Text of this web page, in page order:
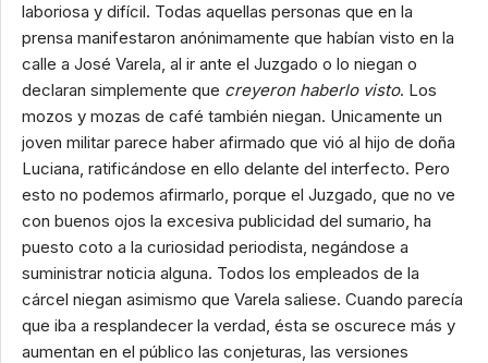
laboriosa y difícil. Todas aquellas personas que en la
prensa manifestaron anónimamente que habían visto en la
calle a José Varela, al ir ante el Juzgado o lo niegan o
declaran simplemente que creyeron haberlo visto. Los
mozos y mozas de café también niegan. Unicamente un
joven militar parece haber afirmado que vió al hijo de doña
Luciana, ratificándose en ello delante del interfecto. Pero
esto no podemos afirmarlo, porque el Juzgado, que no ve
con buenos ojos la excesiva publicidad del sumario, ha
puesto coto a la curiosidad periodista, negándose a
suministrar noticia alguna. Todos los empleados de la
cárcel niegan asimismo que Varela saliese. Cuando parecía
que iba a resplandecer la verdad, ésta se oscurece más y
aumentan en el público las conjeturas, las versiones